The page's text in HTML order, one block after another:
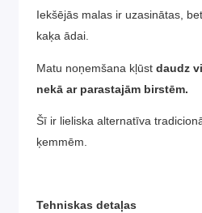
Iekšējās malas ir uzasinātas,
kaķa ādai.
Matu noņemšana kļūst daudz
nekā ar parastajām birstēm.
Šī ir lieliska alternatīva
ķemmēm.
Tehniskas detaļas